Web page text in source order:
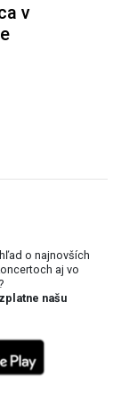
v
o najnovších
aj vo
našu